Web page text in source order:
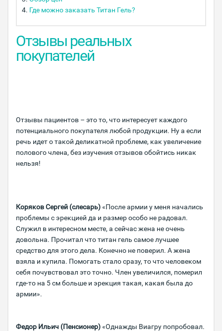
Где можно заказать Титан Гель?
Отзывы реальных
покупателей
Отзывы пациентов – это то, что интересует каждого
потенциального покупателя любой продукции. Ну а если
речь идет о такой деликатной проблеме, как увеличение
полового члена, без изучения отзывов обойтись никак
нельзя!
Коряков Сергей (слесарь)«После армии у меня начались
проблемы с эрекцией да и размер особо не радовал.
Служил в интересном месте, а сейчас жена не очень
довольна. Прочитал что титан гель самое лучшее
средство для этого дела. Конечно не поверил. А жена
взяла и купила. Помогать стало сразу, то что человеком
себя почувствовал это точно. Член увеличился, померил
где-то на 5 см больше и эрекция такая, какая была до
армии».
Федор Ильич (Пенсионер)«Однажды Виагру попробовал.